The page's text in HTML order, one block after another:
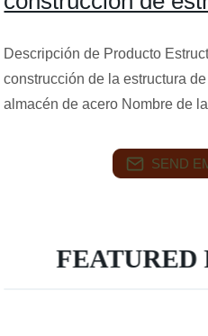
Descripción de Producto
construcción de la estructura
almacén de acero Nombre de
SEND
FEATURED